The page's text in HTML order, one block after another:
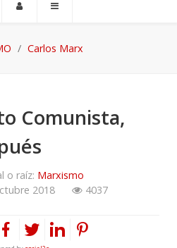
Carlos Marx
Comunista,
o raíz: Marxismo
2018 4037